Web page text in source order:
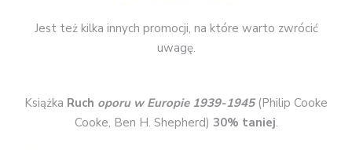
Jest też kilka innych promocji, na które warto zwrócić
uwagę.
Książka Ruch oporu w Europie 1939-1945(Philip Cooke
Cooke, Ben H. Shepherd) 30% taniej.